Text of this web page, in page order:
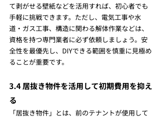
て剥がせる壁紙などを活用すれば、初心者でも
手軽に挑戦できます。ただし、電気工事や水
道・ガス工事、構造に関わる解体作業などは、
資格を持つ専門業者に必ず依頼しましょう。安
全性を最優先し、DIYできる範囲を慎重に見極め
ることが重要です。
3.4 居抜き物件を活用して初期費用を抑え
る
「居抜き物件」とは、前のテナントが使用して